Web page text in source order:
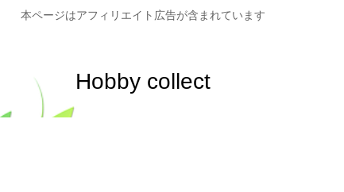
本ページはアフィリエイト広告が含まれています
Hobby collect